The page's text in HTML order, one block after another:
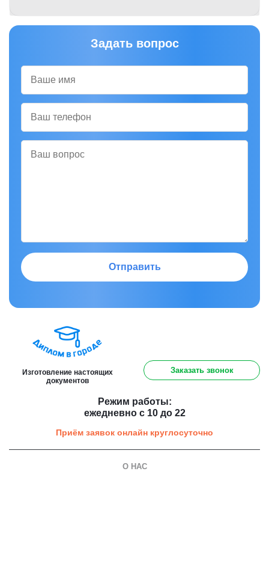
Задать вопрос
Отправить
Изготовление настоящих
документов
Заказать звонок
Режим работы:
ежедневно с 10 до 22
Приём заявок онлайн круглосуточно
О НАС